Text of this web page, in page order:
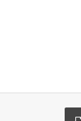
طباعة